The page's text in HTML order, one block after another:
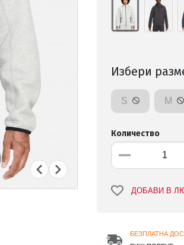
Избери
S M
Количество
ДОБАВИ В
БЕЗПЛАТНА